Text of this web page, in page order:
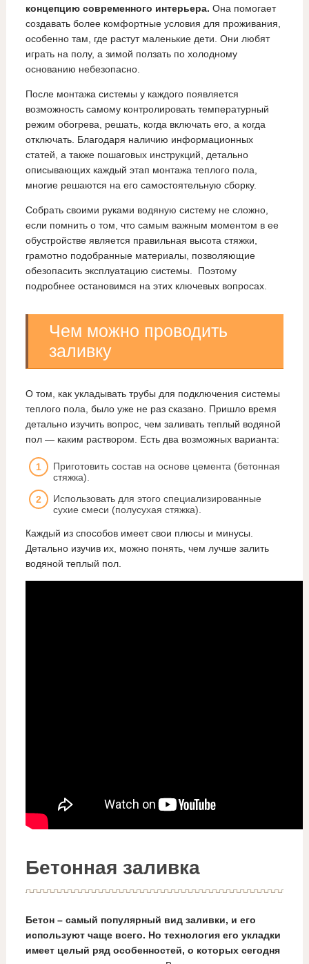
концепцию современного интерьера. Она помогает
создавать более комфортные условия для проживания,
особенно там, где растут маленькие дети. Они любят
играть на полу, а зимой ползать по холодному
основанию небезопасно.
После монтажа системы у каждого появляется
возможность самому контролировать температурный
режим обогрева, решать, когда включать его, а когда
отключать. Благодаря наличию информационных
статей, а также пошаговых инструкций, детально
описывающих каждый этап монтажа теплого пола,
многие решаются на его самостоятельную сборку.
Собрать своими руками водяную систему не сложно,
если помнить о том, что самым важным моментом в ее
обустройстве является правильная высота стяжки,
грамотно подобранные материалы, позволяющие
обезопасить эксплуатацию системы. Поэтому
подробнее остановимся на этих ключевых вопросах.
Чем можно проводить
заливку
О том, как укладывать трубы для подключения системы
теплого пола, было уже не раз сказано. Пришло время
детально изучить вопрос, чем заливать теплый водяной
пол — каким раствором. Есть два возможных варианта:
Приготовить состав на основе цемента (бетонная
стяжка).
Использовать для этого специализированные
сухие смеси (полусухая стяжка).
Каждый из способов имеет свои плюсы и минусы.
Детально изучив их, можно понять, чем лучше залить
водяной теплый пол.
Бетонная заливка
Бетон – самый популярный вид заливки, и его
используют чаще всего. Но технология его укладки
имеет целый ряд особенностей, о которых сегодня